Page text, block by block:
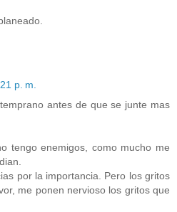
p. m.
antes de que se junte mas
tengo enemigos, como mucho me
por la importancia. Pero los gritos
me ponen nervioso los gritos que